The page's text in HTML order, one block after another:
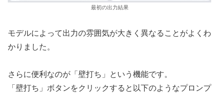
最初の出力結果
モデルによって出力の雰囲気が大きく異なることがよくわ
かりました。
さらに便利なのが「壁打ち」という機能です。
「壁打ち」ボタンをクリックすると以下のようなプロンプ